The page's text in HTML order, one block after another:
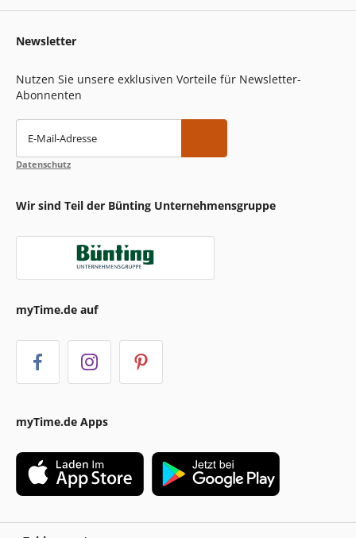
Newsletter
Nutzen Sie unsere exklusiven Vorteile für Newsletter-
Abonnenten
E-Mail-Adresse
Datenschutz
Wir sind Teil der Bünting Unternehmensgruppe
myTime.de auf
myTime.de Apps